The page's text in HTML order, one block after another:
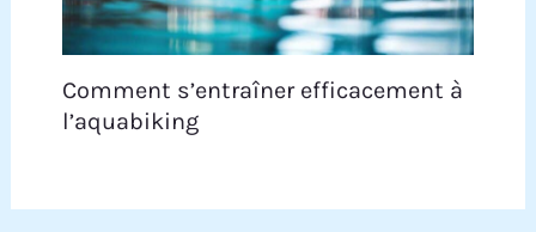
Comment s’entraîner efficacement à
l’aquabiking